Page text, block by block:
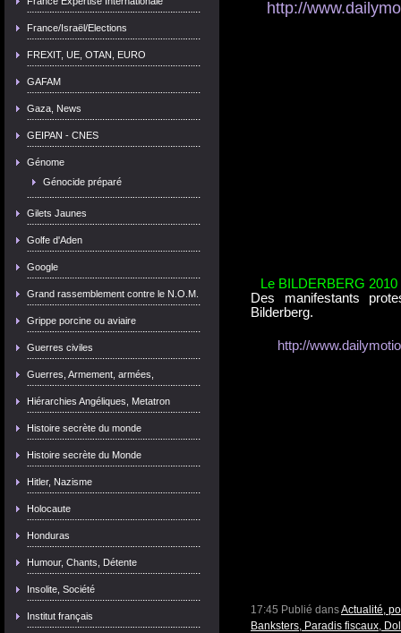
France/Israël/Elections
FREXIT, UE, OTAN, EURO
GAFAM
Gaza, News
GEIPAN - CNES
Génome
Génocide préparé
Gilets Jaunes
Golfe d'Aden
Google
Grand rassemblement contre le N.O.M.
Grippe porcine ou aviaire
Guerres civiles
Guerres, Armement, armées,
Hiérarchies Angéliques, Metatron
Histoire secrète du monde
Histoire secrète du Monde
Hitler, Nazisme
Holocaute
Honduras
Humour, Chants, Détente
Insolite, Société
Institut français
http://
Le BILDERBERG
Des manifestants
Bilderberg.
http://
17:45 Publié dansActualité,
Banksters, Paradis fiscaux,